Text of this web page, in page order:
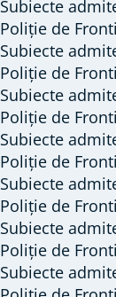
Subiecte
Poliție de
Subiecte
Poliție de
Subiecte
Poliție de
Subiecte
Poliție de
Subiecte
Poliție de
Subiecte
Poliție de
Subiecte